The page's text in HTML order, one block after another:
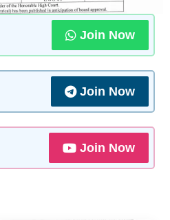
Join Now
Join Now
Join Now